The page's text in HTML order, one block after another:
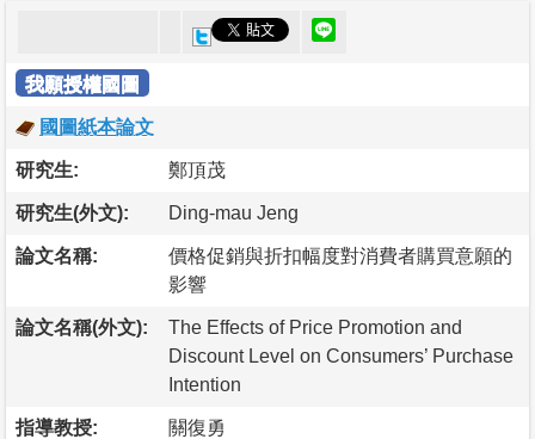
我願授權國圖
國圖紙本論文
研究生: 鄭頂茂
研究生(外文): Ding-mau Jeng
論文名稱:
價格促銷與折扣幅度對消費者購買意願的
影響
論文名稱(外文):
The Effects of Price Promotion and
Discount Level on Consumers’ Purchase
Intention
指導教授: 關復勇